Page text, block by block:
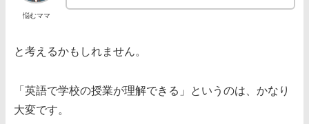
悩むママ
と考えるかもしれません。
「英語で学校の授業が理解できる」というのは、かなり
大変です。